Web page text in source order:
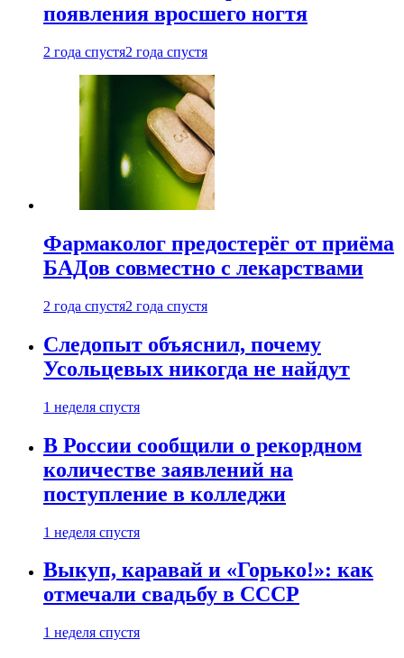
появления вросшего ногтя
2 года спустя2 года спустя
Фармаколог предостерёг от приёма
БАДов совместно с лекарствами
2 года спустя2 года спустя
Следопыт объяснил, почему
Усольцевых никогда не найдут
1 неделя спустя
В России сообщили о рекордном
количестве заявлений на
поступление в колледжи
1 неделя спустя
Выкуп, каравай и «Горько!»: как
отмечали свадьбу в СССР
1 неделя спустя